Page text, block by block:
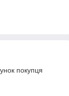
покупця